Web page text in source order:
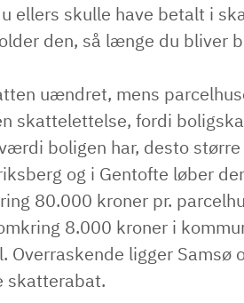
ellers skulle have betalt i
den, så længe du bliver
uændret, mens
skattelettelse, fordi
boligen har, desto
og i Gentofte løber
80.000 kroner pr.
8.000 kroner i
Overraskende ligger Samsø
skatterabat.